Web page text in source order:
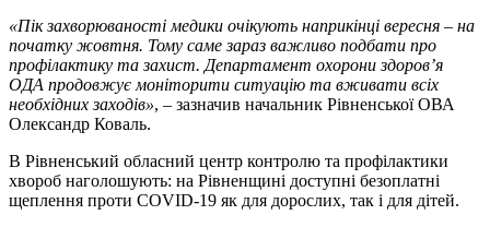
«Пік захворюваності медики очікують наприкінці вересня – на
початку жовтня. Тому саме зараз важливо подбати про
профілактику та захист. Департамент охорони здоров’я
ОДА продовжує моніторити ситуацію та вживати всіх
необхідних заходів», – зазначив начальник Рівненської ОВА
Олександр Коваль.
В Рівненський обласний центр контролю та профілактики
хвороб наголошують: на Рівненщині доступні безоплатні
щеплення проти COVID-19 як для дорослих, так і для дітей.